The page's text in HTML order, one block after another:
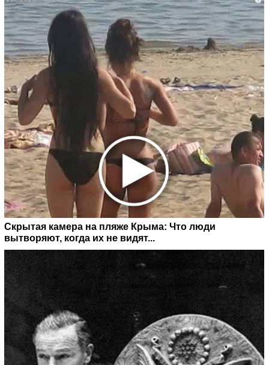
Скрытая камера на пляже Крыма: Что люди
вытворяют, когда их не видят...